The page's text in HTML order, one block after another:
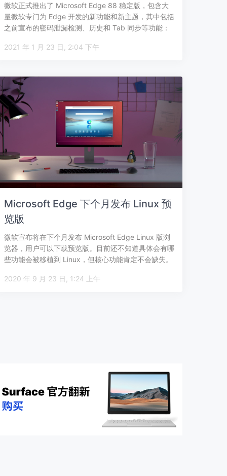
微软正式推出了 Microsoft Edge 88 稳定版，包含大
量微软专门为 Edge 开发的新功能和新主题，其中包括
之前宣布的密码泄漏检测、历史和 Tab 同步等功能：
2021 年 1 月 23 日, 2:04 下午
Microsoft Edge 下个月发布 Linux 预
览版
微软宣布将在下个月发布 Microsoft Edge Linux 版浏
览器，用户可以下载预览版。目前还不知道具体会有哪
些功能会被移植到 Linux，但核心功能肯定不会缺失。
2020 年 9 月 23 日, 1:24 上午